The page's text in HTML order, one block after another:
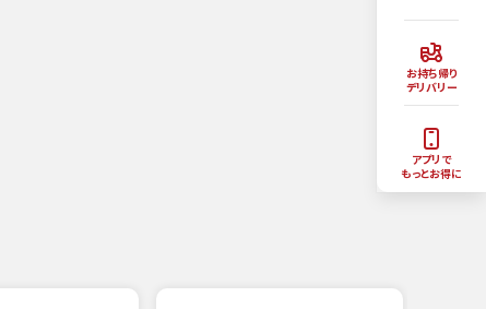
お持ち帰り
デリバリー
アプリで
もっとお得に